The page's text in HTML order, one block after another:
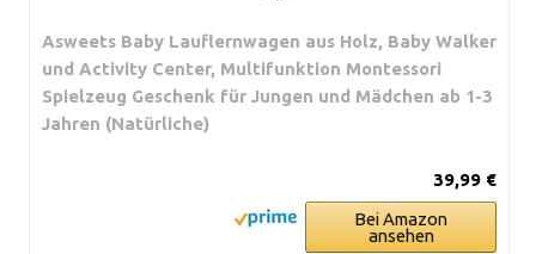
Asweets Baby Lauflernwagen aus Holz, Baby Walker
und Activity Center, Multifunktion Montessori
Spielzeug Geschenk für Jungen und Mädchen ab 1-3
Jahren (Natürliche)
39,99 €
Bei Amazon
ansehen